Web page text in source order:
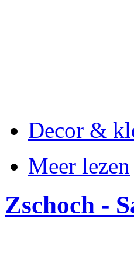
Decor &
Meer lezen
Zschoch -